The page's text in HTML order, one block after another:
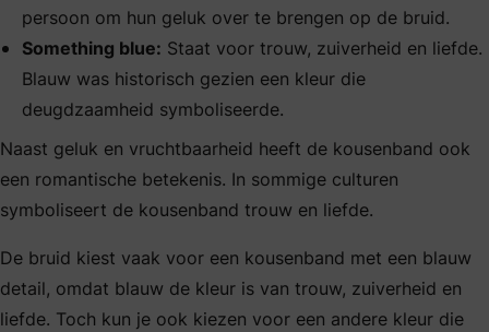
persoon om hun geluk over te brengen op de bruid.
Something blue: Staat voor trouw, zuiverheid en liefde.
Blauw was historisch gezien een kleur die
deugdzaamheid symboliseerde.
Naast geluk en vruchtbaarheid heeft de kousenband ook
een romantische betekenis. In sommige culturen
symboliseert de kousenband trouw en liefde.
De bruid kiest vaak voor een kousenband met een blauw
detail, omdat blauw de kleur is van trouw, zuiverheid en
liefde. Toch kun je ook kiezen voor een andere kleur die